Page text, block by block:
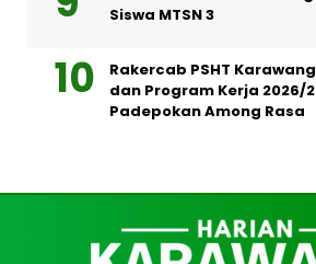
Siswa MTSN 3
Rakercab PSHT
dan Program Kerja 2026/
Padepokan Among Rasa